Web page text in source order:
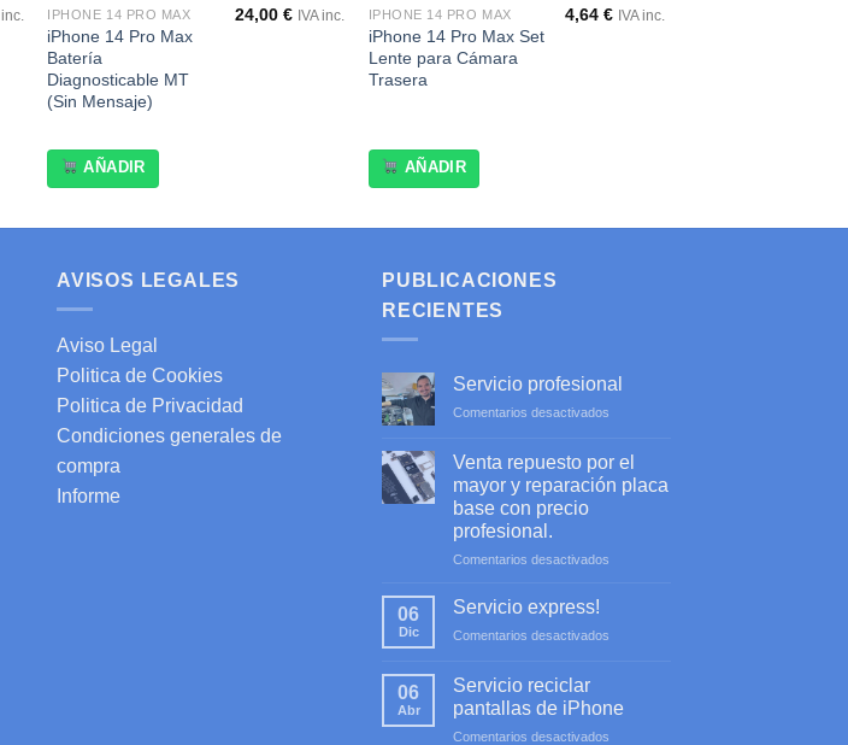
inc. IPHONE 14 PRO MAX
iPhone 14 Pro Max
Batería
Diagnosticable MT
(Sin Mensaje)
24,00 € IVA inc.
AÑADIR
IPHONE 14 PRO MAX
iPhone 14 Pro Max Set
Lente para Cámara
Trasera
4,64€ IVA inc.
AÑADIR
AVISOS LEGALES
Aviso Legal
Politica de Cookies
Politica de Privacidad
Condiciones generales de
compra
Informe
PUBLICACIONES
RECIENTES
Servicio profesional
Comentarios desactivados
profesional
Venta repuesto por el
mayor y reparación placa
base con precio
profesional.
Comentarios desactivados
reparación
06
Dic
Servicio express!
Comentarios desactivados
06
Abr
Servicio reciclar
pantallas de iPhone
Comentarios desactivados